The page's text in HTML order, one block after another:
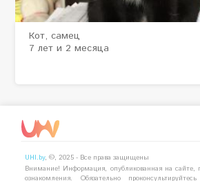
Кот, самец
7 лет и 2 месяца
UHI.by, ©, 2025 - Все права защищены
Внимание! Информация, опубликованная на сайте,
ознакомления. Обязательно